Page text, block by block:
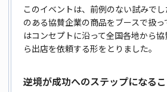
このイベントは、前例のない試みで
のある協賛企業の商品をブースで扱
はコンセプトに沿って全国各地から
ら出店を依頼する形をとりました。
逆境が成功へのステップになる